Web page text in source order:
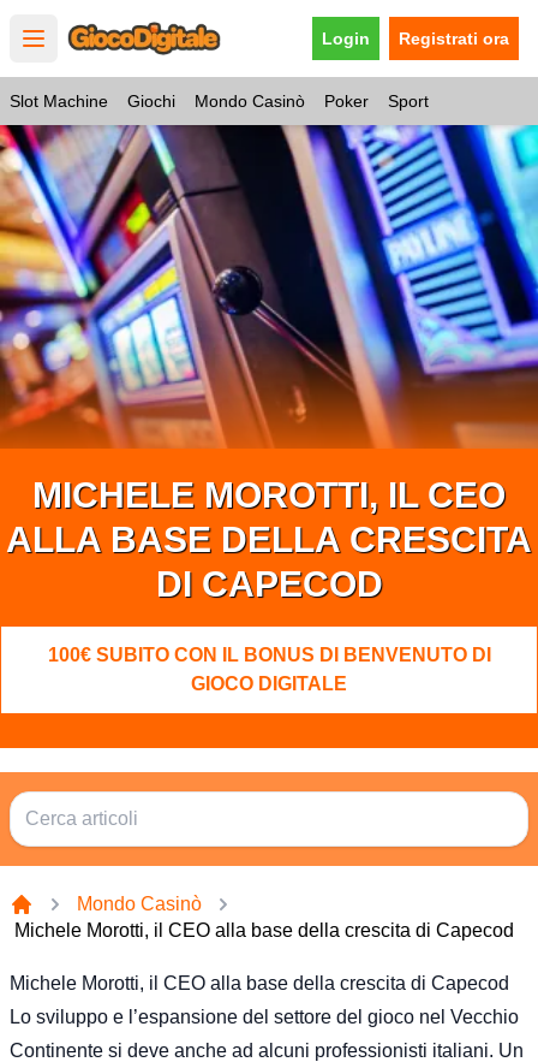
Open main menu
Login Registrati ora
Slot Machine Giochi Mondo Casinò Poker Sport
MICHELE MOROTTI, IL CEO
ALLA BASE DELLA CRESCITA
DI CAPECOD
100€ SUBITO CON IL BONUS DI BENVENUTO DI
GIOCO DIGITALE
Casa
Mondo Casinò
Michele Morotti, il CEO alla base della crescita di Capecod
Michele Morotti, il CEO alla base della crescita di Capecod
Lo sviluppo e l’espansione del settore del gioco nel Vecchio
Continente si deve anche ad alcuni professionisti italiani. Un